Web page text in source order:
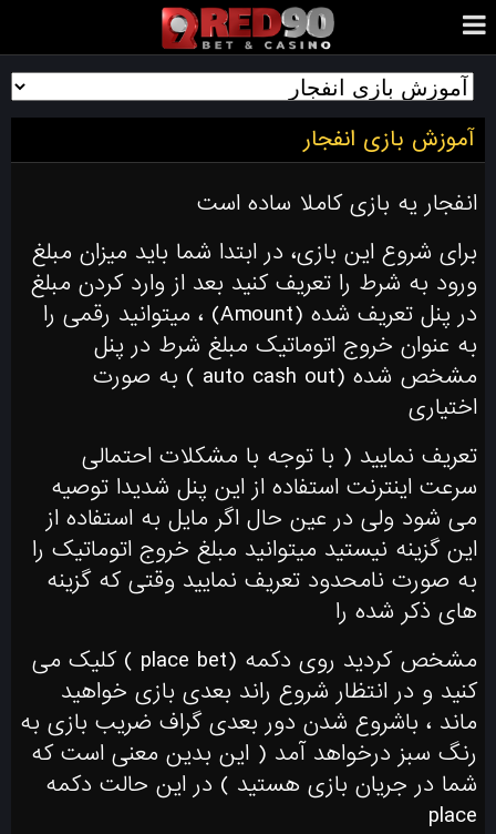
آموزش بازی انفجار
انفجار یه بازی کاملا ساده است
برای شروع این بازی، در ابتدا شما باید میزان مبلغ
ورود به شرط را تعریف کنید بعد از وارد کردن مبلغ
در پنل تعریف شده (Amount) ، میتوانید رقمی را
به عنوان خروج اتوماتیک مبلغ شرط در پنل
مشخص شده (auto cash out ) به صورت
اختیاری
تعریف نمایید ( با توجه با مشکلات احتمالی
سرعت اینترنت استفاده از این پنل شدیدا توصیه
می شود ولی در عین حال اگر مایل به استفاده از
این گزینه نیستید میتوانید مبلغ خروج اتوماتیک را
به صورت نامحدود تعریف نمایید وقتی که گزینه
های ذکر شده را
مشخص کردید روی دکمه (place bet ) کلیک می
کنید و در انتظار شروع راند بعدی بازی خواهید
ماند ، باشروع شدن دور بعدی گراف ضریب بازی به
رنگ سبز درخواهد آمد ( این بدین معنی است که
شما در جریان بازی هستید ) در این حالت دکمه
place